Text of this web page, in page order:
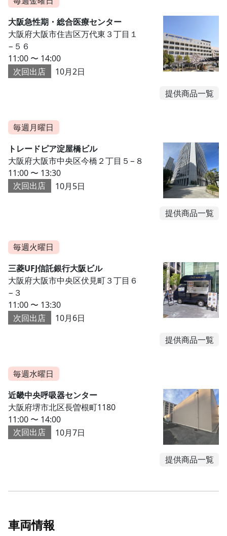
大阪急性期・総合医療センター
大阪府大阪市住吉区万代東３丁目１
−５６
11:00 〜 14:00
次回出店
10月2日
提供商品一覧
毎週月曜日
トレードピア淀屋橋ビル
大阪府大阪市中央区今橋２丁目５−８
11:00 〜 13:30
次回出店
10月5日
提供商品一覧
毎週火曜日
三菱UFJ信託銀行大阪ビル
大阪府大阪市中央区伏見町３丁目６
−３
11:00 〜 13:30
次回出店
10月6日
提供商品一覧
毎週水曜日
近畿中央呼吸器センター
大阪府堺市北区長曽根町1180
11:00 〜 14:00
次回出店
10月7日
提供商品一覧
車両情報